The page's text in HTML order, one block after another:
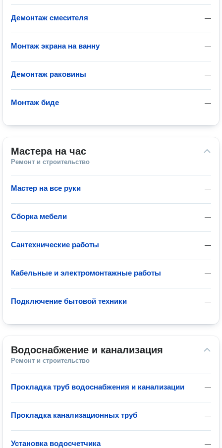
—
Демонтаж смесителя
—
Монтаж экрана на ванну
—
Демонтаж раковины
—
Монтаж биде
Мастера на час
Ремонт и строительство
—
Мастер на все руки
—
Сборка мебели
—
Сантехнические работы
—
Кабельные и электромонтажные работы
—
Подключение бытовой техники
Водоснабжение и канализация
Ремонт и строительство
—
Прокладка труб водоснабжения и канализации
—
Прокладка канализационных труб
—
Установка водосчетчика